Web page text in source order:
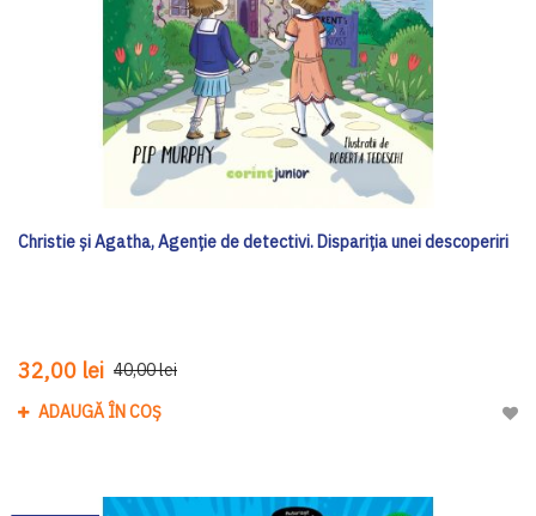
Christie și Agatha, Agenție de detectivi. Dispariția unei descoperiri
32,00 lei 40,00 lei
ADAUGĂ ÎN COȘ